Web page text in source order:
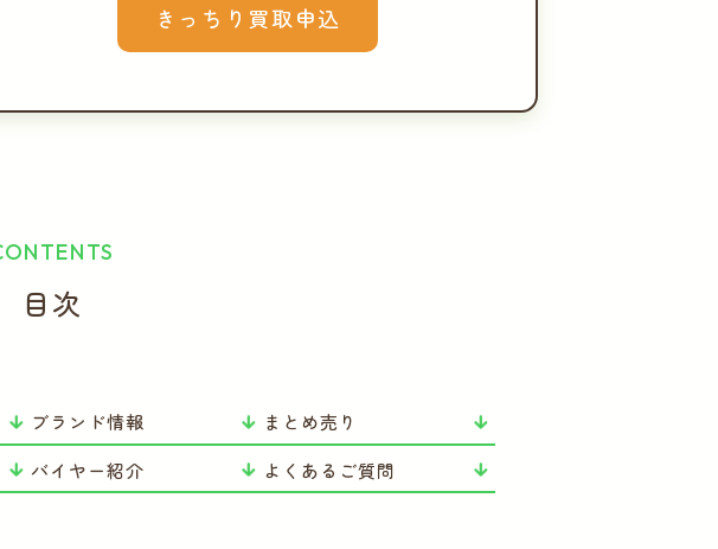
きっちり買取申込
目次
ブランド情報
まとめ売り
バイヤー紹介 よくあるご質問